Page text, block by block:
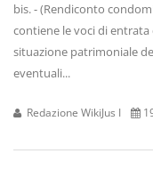
bis. - (Rendiconto
contiene le voci di
situazione patrimoniale
eventuali...
Redazione WikiJus I